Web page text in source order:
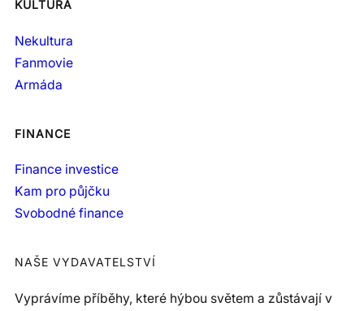
KULTURA
Nekultura
Fanmovie
Armáda
FINANCE
Finance investice
Kam pro půjčku
Svobodné finance
NAŠE VYDAVATELSTVÍ
Vyprávíme příběhy, které hýbou světem a zůstávají v